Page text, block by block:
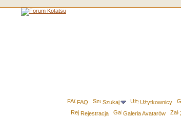
FAQ Szukaj Użytkownicy
Rejestracja
Galeria Avatarów